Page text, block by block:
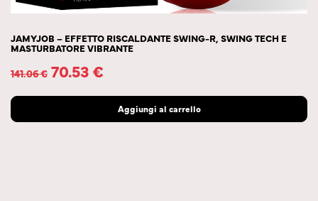
JAMYJOB – EFFETTO RISCALDANTE SWING-R, SWING TECH E
MASTURBATORE VIBRANTE
141.06€ 70.53€
Aggiungi al carrello